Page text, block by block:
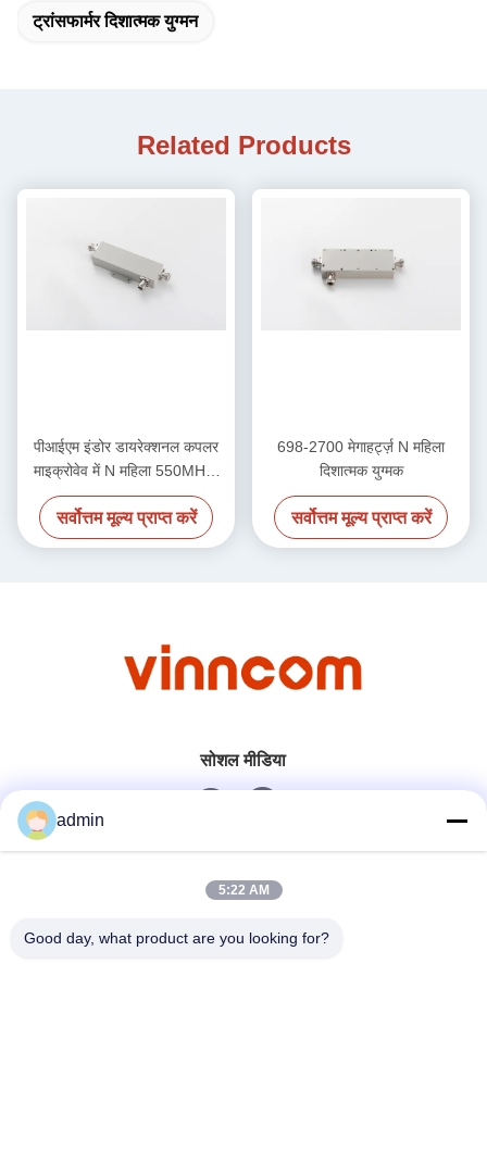
ट्रांसफार्मर दिशात्मक युग्मन
Related Products
पीआईएम इंडोर डायरेक्शनल कपलर
माइक्रोवेव में N महिला 550MHz-
2700MHz
सर्वोत्तम मूल्य प्राप्त करें
698-2700 मेगाहर्ट्ज़ N महिला
दिशात्मक युग्मक
सर्वोत्तम मूल्य प्राप्त करें
सोशल मीडिया
त्वरित संपर्क
admin
5:22 AM
Good day, what product are you looking for?